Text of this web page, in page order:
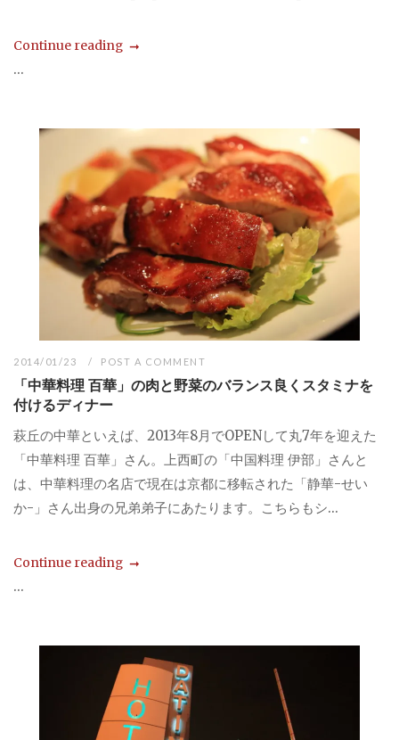
Continue reading
...
2014/01/23 POST A COMMENT
「中華料理 百華」の肉と野菜のバランス良くスタミナを
付けるディナー
萩丘の中華といえば、2013年8月でOPENして丸7年を迎えた
「中華料理 百華」さん。上西町の「中国料理 伊部」さんと
は、中華料理の名店で現在は京都に移転された「静華-せい
か-」さん出身の兄弟弟子にあたります。こちらもシ...
Continue reading
...